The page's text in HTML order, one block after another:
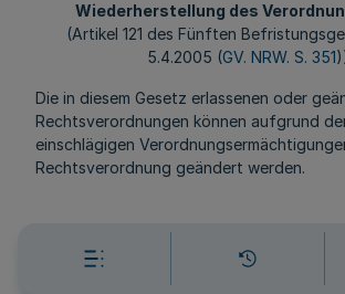
Wiederherstellung des
(Artikel 121 des Fünften
5.4.2005 (GV. NRW. S. 351
Die in diesem Gesetz erlassenen oder
Rechtsverordnungen können aufgrund
einschlägigen
Rechtsverordnung geändert werden.